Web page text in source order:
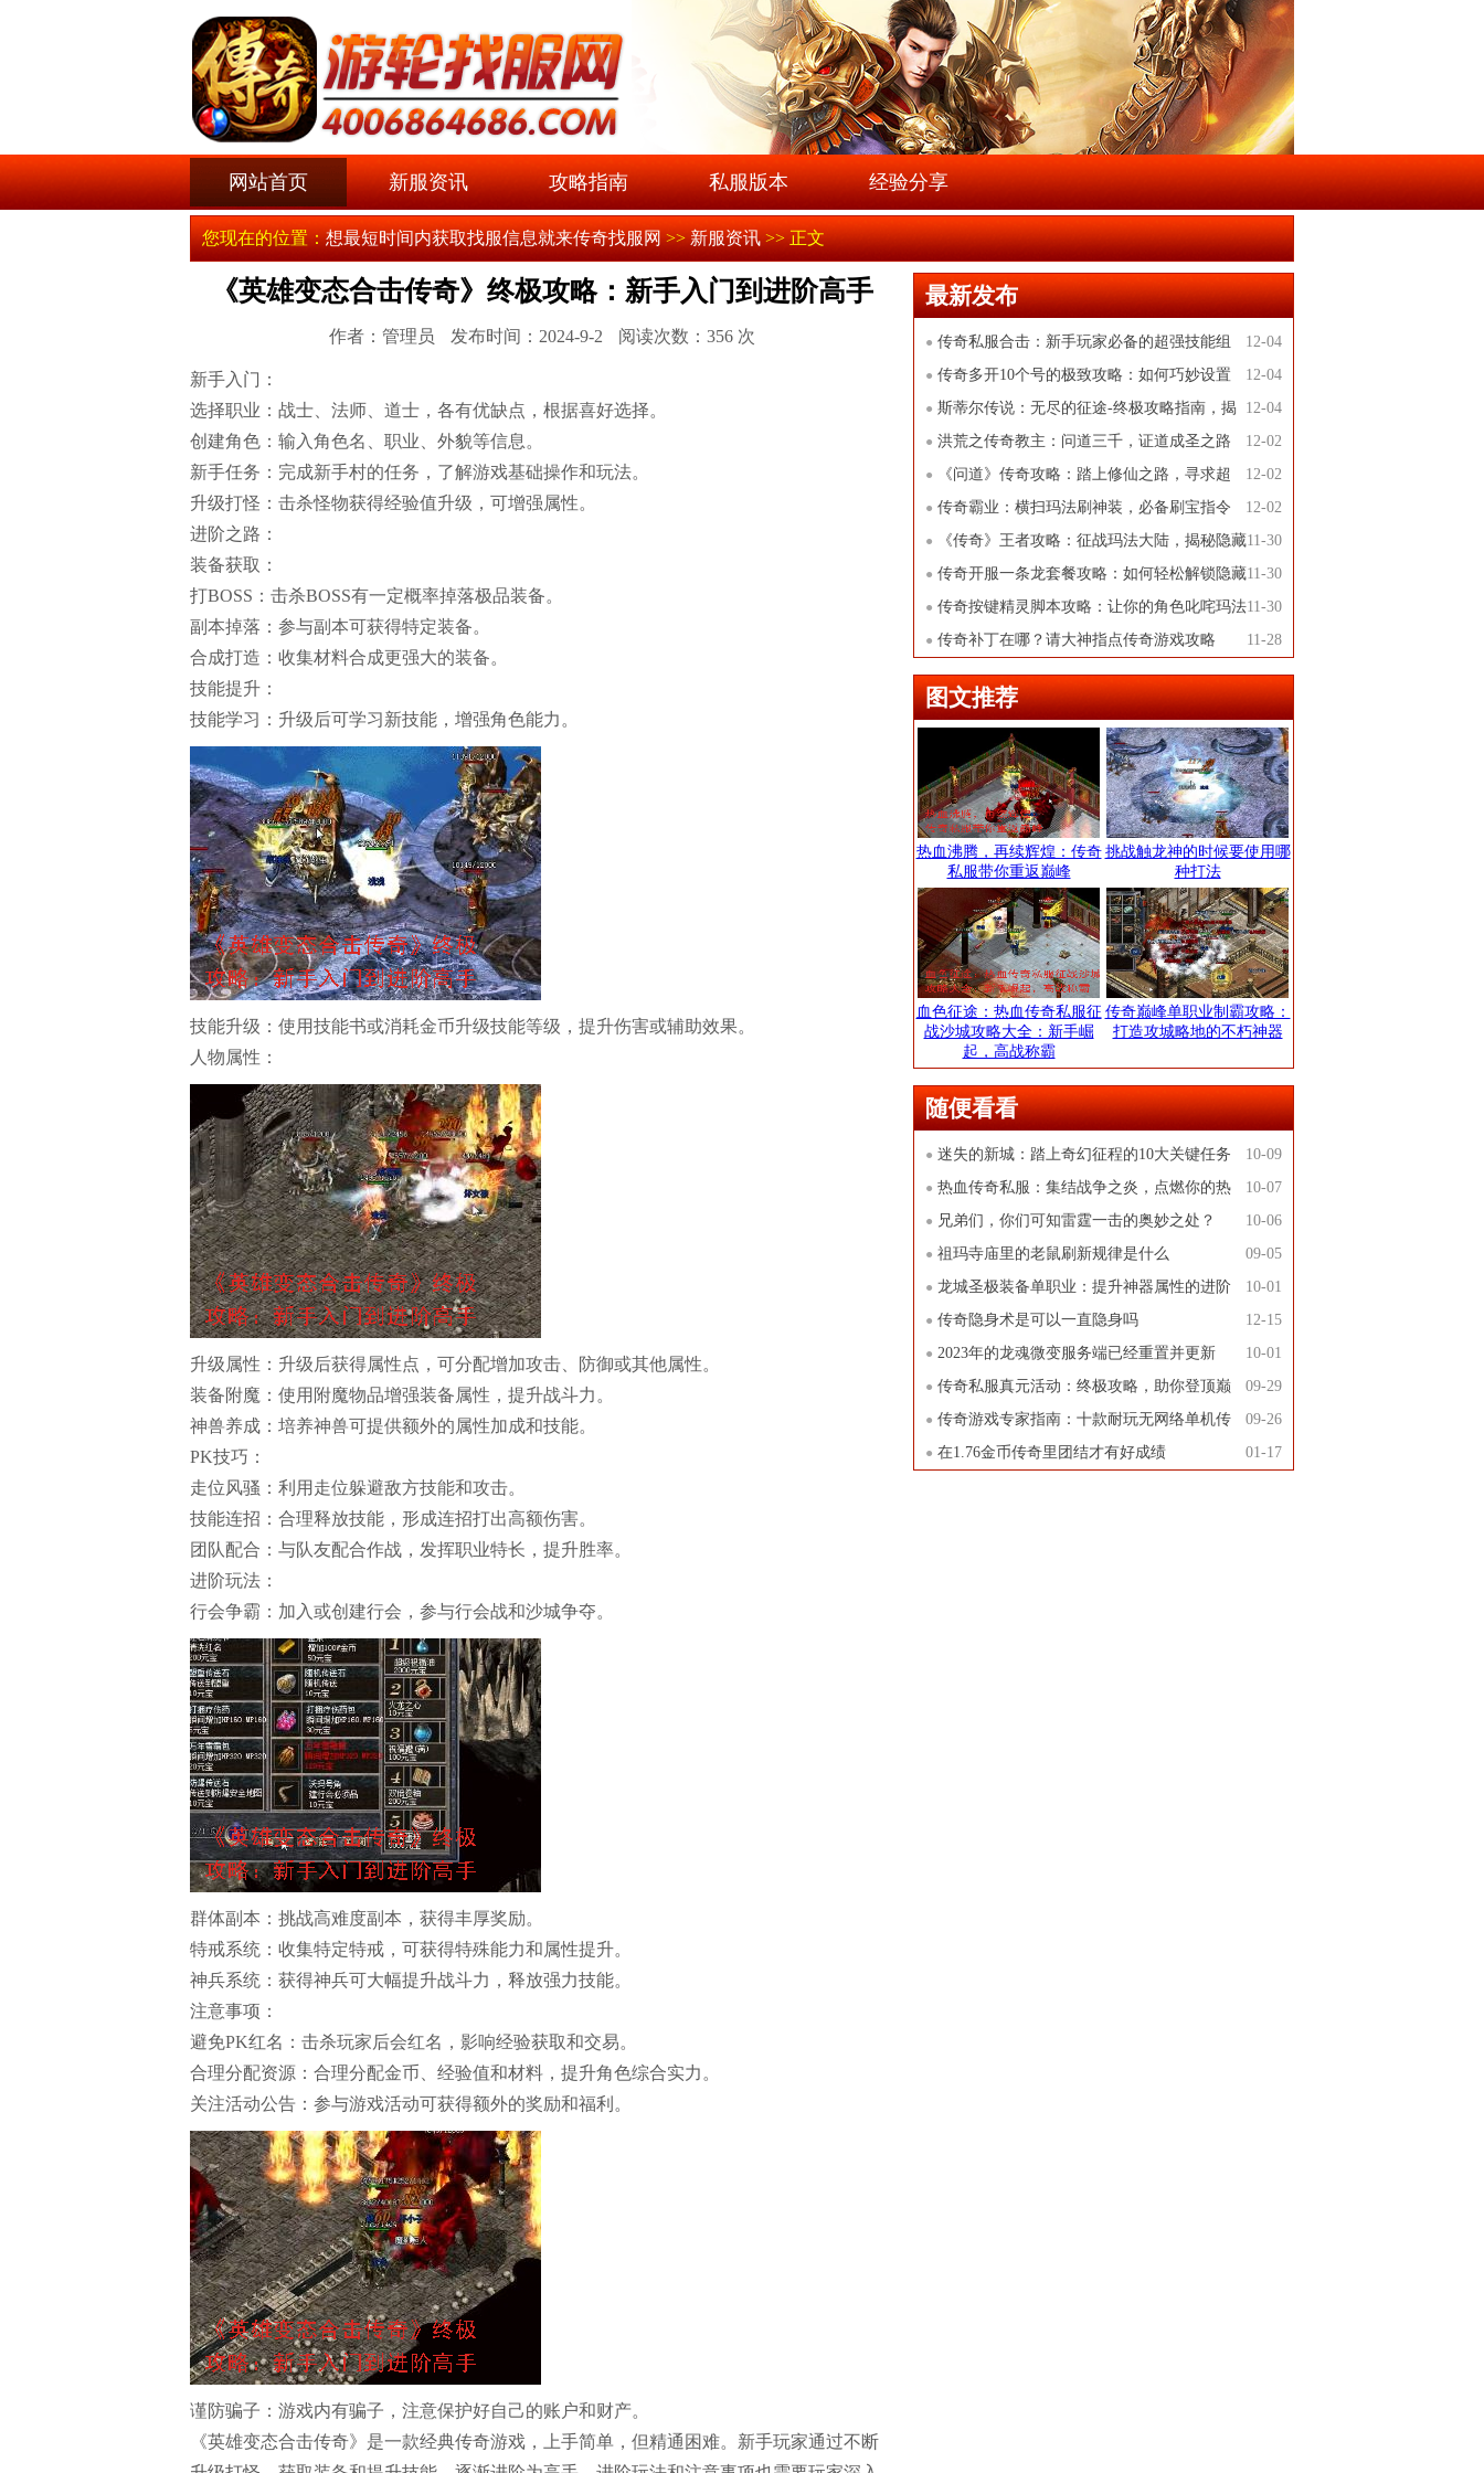
网站首页 新服资讯 攻略指南 私服版本 经验分享
您现在的位置：想最短时间内获取找服信息就来传奇找服网>>新服资讯>> 正文
《英雄变态合击传奇》终极攻略：新手入门到进阶高手
作者：管理员 发布时间：2024-9-2 阅读次数： 356 次
新手入门：
选择职业：战士、法师、道士，各有优缺点，根据喜好选择。
创建角色：输入角色名、职业、外貌等信息。
新手任务：完成新手村的任务，了解游戏基础操作和玩法。
升级打怪：击杀怪物获得经验值升级，可增强属性。
进阶之路：
装备获取：
打BOSS：击杀BOSS有一定概率掉落极品装备。
副本掉落：参与副本可获得特定装备。
合成打造：收集材料合成更强大的装备。
技能提升：
技能学习：升级后可学习新技能，增强角色能力。
技能升级：使用技能书或消耗金币升级技能等级，提升伤害或辅助效果。
人物属性：
升级属性：升级后获得属性点，可分配增加攻击、防御或其他属性。
装备附魔：使用附魔物品增强装备属性，提升战斗力。
神兽养成：培养神兽可提供额外的属性加成和技能。
PK技巧：
走位风骚：利用走位躲避敌方技能和攻击。
技能连招：合理释放技能，形成连招打出高额伤害。
团队配合：与队友配合作战，发挥职业特长，提升胜率。
进阶玩法：
行会争霸：加入或创建行会，参与行会战和沙城争夺。
群体副本：挑战高难度副本，获得丰厚奖励。
特戒系统：收集特定特戒，可获得特殊能力和属性提升。
神兵系统：获得神兵可大幅提升战斗力，释放强力技能。
注意事项：
避免PK红名：击杀玩家后会红名，影响经验获取和交易。
合理分配资源：合理分配金币、经验值和材料，提升角色综合实力。
关注活动公告：参与游戏活动可获得额外的奖励和福利。
谨防骗子：游戏内有骗子，注意保护好自己的账户和财产。
《英雄变态合击传奇》是一款经典传奇游戏，上手简单，但精通困难。新手玩家通过不断
最新发布
● 12-04
传奇私服合击：新手玩家必备的超强技能组
合攻略
● 12-04
传奇多开10个号的极致攻略：如何巧妙设置
各账号独立运转
● 12-04
斯蒂尔传说：无尽的征途-终极攻略指南，揭
开地牢秘辛
● 12-02
洪荒之传奇教主：问道三千，证道成圣之路
上的终极攻略
● 12-02
《问道》传奇攻略：踏上修仙之路，寻求超
凡境界
● 12-02
传奇霸业：横扫玛法刷神装，必备刷宝指令
秘笈揭晓
● 11-30
《传奇》王者攻略：征战玛法大陆，揭秘隐藏
奥义
● 11-30
传奇开服一条龙套餐攻略：如何轻松解锁隐藏
福利
● 11-30
传奇按键精灵脚本攻略：让你的角色叱咤玛法
大陆
● 11-28
传奇补丁在哪？请大神指点传奇游戏攻略
图文推荐
热血沸腾，再续辉煌：传奇
私服带你重返巅峰
挑战触龙神的时候要使用哪
种打法
血色征途：热血传奇私服征
战沙城攻略大全：新手崛
起，高战称霸
传奇巅峰单职业制霸攻略：
打造攻城略地的不朽神器
随便看看
● 10-09
迷失的新城：踏上奇幻征程的10大关键任务
攻略
● 10-07
热血传奇私服：集结战争之炎，点燃你的热
情！
● 10-06
兄弟们，你们可知雷霆一击的奥妙之处？
● 09-05
祖玛寺庙里的老鼠刷新规律是什么
● 10-01
龙城圣极装备单职业：提升神器属性的进阶
攻略指南
● 12-15
传奇隐身术是可以一直隐身吗
● 10-01
2023年的龙魂微变服务端已经重置并更新
了！
● 09-29
传奇私服真元活动：终极攻略，助你登顶巅
峰
● 09-26
传奇游戏专家指南：十款耐玩无网络单机传
奇游戏
● 01-17
在1.76金币传奇里团结才有好成绩